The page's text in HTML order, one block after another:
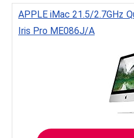
APPLE iMac 21.5/2.7GHz
Iris Pro ME086J/A